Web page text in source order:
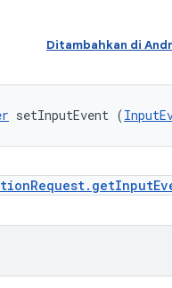
Ditambahkan di
setInputEvent (